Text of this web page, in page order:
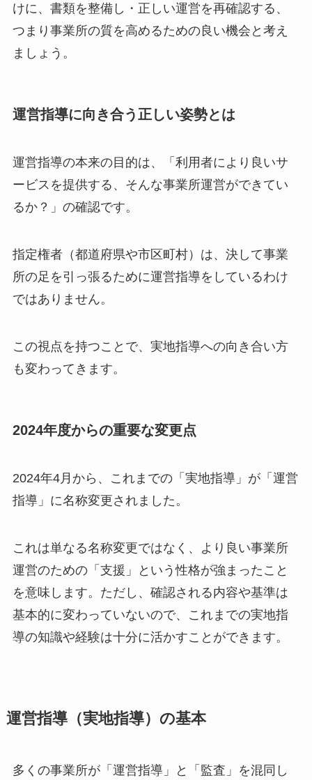
けに、書類を整備し・正しい運営を再確認する、
つまり事業所の質を高めるための良い機会と考え
ましょう。
運営指導に向き合う正しい姿勢とは
運営指導の本来の目的は、「利用者により良いサ
ービスを提供する、そんな事業所運営ができてい
るか？」の確認です。
指定権者（都道府県や市区町村）は、決して事業
所の足を引っ張るために運営指導をしているわけ
ではありません。
この視点を持つことで、実地指導への向き合い方
も変わってきます。
2024年度からの重要な変更点
2024年4月から、これまでの「実地指導」が「運営
指導」に名称変更されました。
これは単なる名称変更ではなく、より良い事業所
運営のための「支援」という性格が強まったこと
を意味します。ただし、確認される内容や基準は
基本的に変わっていないので、これまでの実地指
導の知識や経験は十分に活かすことができます。
運営指導（実地指導）の基本
多くの事業所が「運営指導」と「監査」を混同し